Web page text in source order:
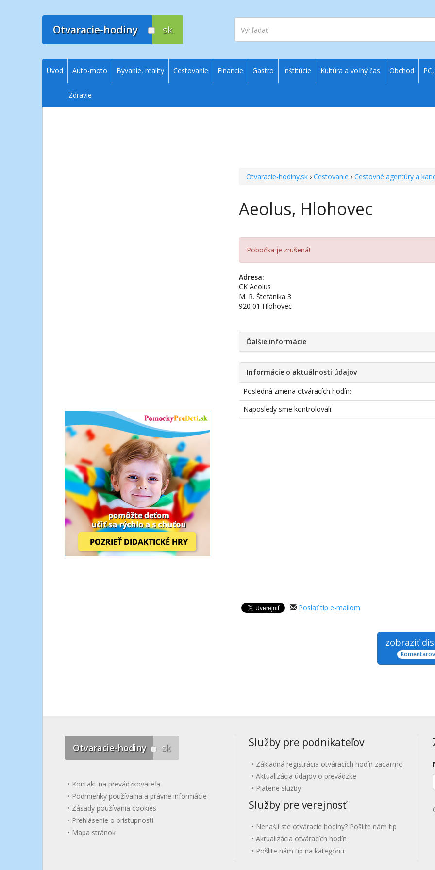
Otvaracie-hodiny sk
Vyhľadať
Otvaracie-hodiny.sk ›Cestovanie ›Cestovné agentúry a
Aeolus, Hlohovec
Pobočka je zrušená!
Adresa:
CK Aeolus
M. R. Štefánika 3
920 01 Hlohovec
Ďalšie informácie
Informácie o aktuálnosti údajov
Posledná zmena otváracích hodín:
Naposledy sme kontrolovali:
Poslať tip e-mailom
zobraziť
Otvaracie-hodiny sk
Kontakt na prevádzkovateľa
Podmienky používania a právne informácie
Zásady používania cookies
Prehlásenie o prístupnosti
Mapa stránok
Služby pre podnikateľov
Základná registrácia otváracích hodín zadarmo
Aktualizácia údajov o prevádzke
Platené služby
Služby pre verejnosť
Nenašli ste otváracie hodiny? Pošlite nám tip
Aktualizácia otváracích hodín
Pošlite nám tip na kategóriu
E-
Úvod Auto-moto Bývanie, reality Cestovanie Financie Gastro Inštitúcie Kultúra a voľný čas Obchod
Zdravie